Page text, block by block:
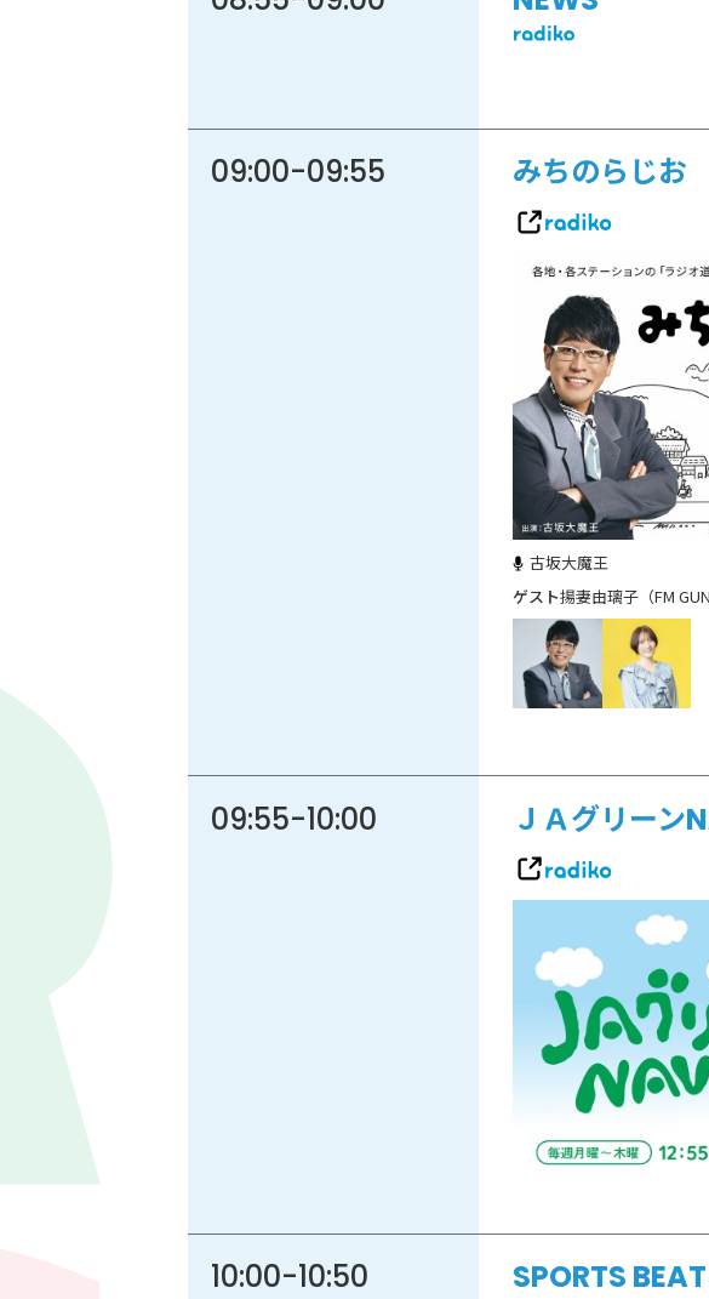
会社
採用
82.2MHz
82.0MHz
Onishi
87.1MHz
Kusatsu
76.7MHz
79.4MHz
09:00-09:55 みちのらじお
古坂大魔王
揚妻由璃子（FM
09:55-10:00 ＪＡグリーン
10:00-10:50 SPORTS